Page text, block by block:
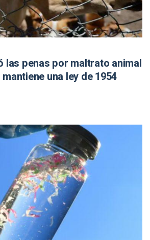
las penas por maltrato animal
una ley de 1954